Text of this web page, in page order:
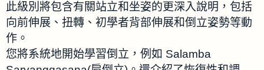
此級別將包含有關站立和坐姿的更深入說明，包括
向前伸展、扭轉、初學者背部伸展和倒立姿勢等動
作。
您將系統地開始學習倒立，例如 Salamba